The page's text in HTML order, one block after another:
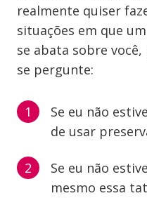
realmente quiser
situações em que
se abata sobre
se pergunte:
Se eu não
de usar
Se eu não
mesmo essa